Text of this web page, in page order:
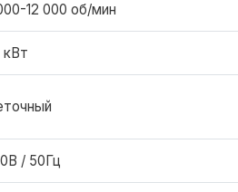
12 000 об/мин
кВт
/ 50Гц